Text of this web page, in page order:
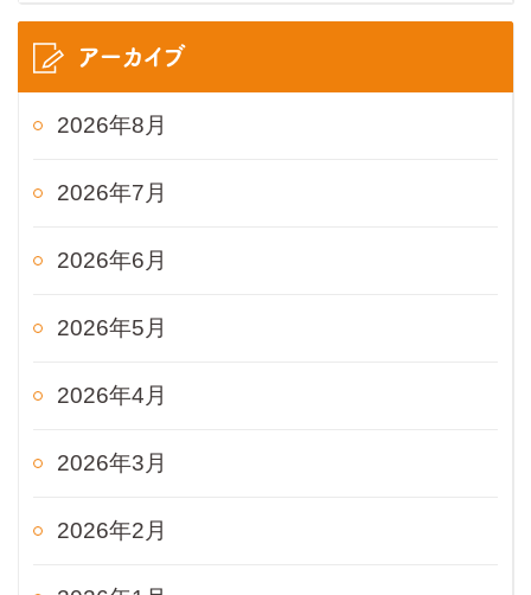
アーカイブ
2026年8月
2026年7月
2026年6月
2026年5月
2026年4月
2026年3月
2026年2月